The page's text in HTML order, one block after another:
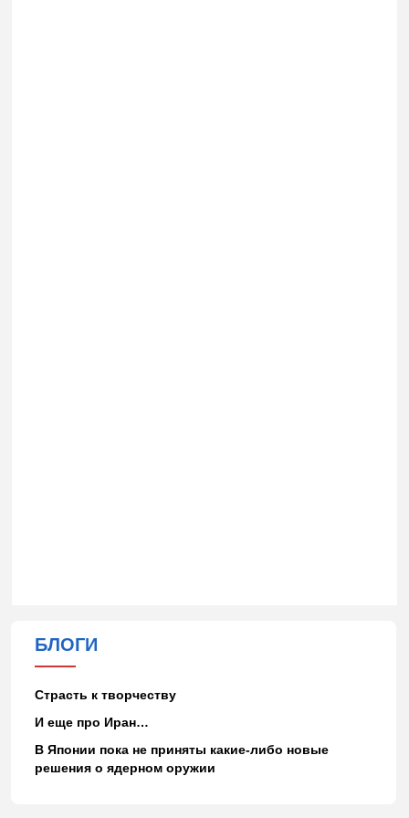
БЛОГИ
Страсть к творчеству
И еще про Иран…
В Японии пока не приняты какие-либо новые
решения о ядерном оружии